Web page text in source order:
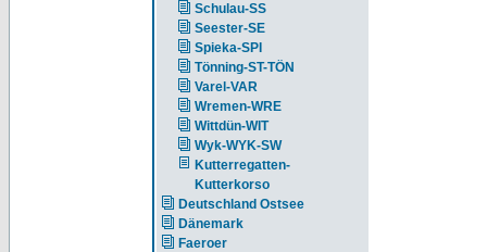
Schulau-SS
Seester-SE
Spieka-SPI
Tönning-ST-TÖN
Varel-VAR
Wremen-WRE
Wittdün-WIT
Wyk-WYK-SW
Kutterregatten-
Kutterkorso
Deutschland Ostsee
Dänemark
Faeroer